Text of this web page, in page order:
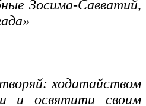
Зосима-Савватий,
ходатайством
и освятити своим